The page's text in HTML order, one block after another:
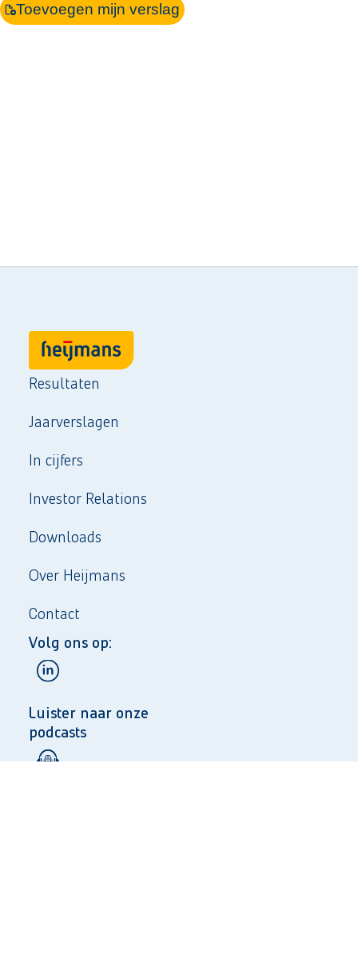
Toevoegen mijn verslag
Resultaten
Jaarverslagen
In cijfers
Investor Relations
Downloads
Over Heijmans
Contact
Volg ons op:
Luister naar onze
podcasts